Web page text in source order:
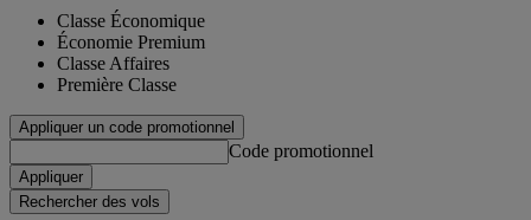
Classe Économique
Économie Premium
Classe Affaires
Première Classe
Appliquer un code promotionnel
Code promotionnel
Appliquer
Rechercher des vols